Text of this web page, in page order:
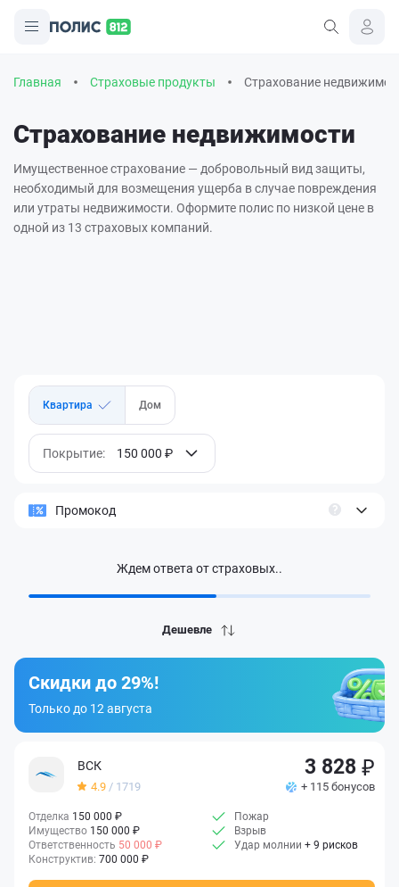
Главная Страховые продукты Страхование
Страхование недвижимости
Имущественное страхование — добровольный вид защиты,
необходимый для возмещения ущерба в случае повреждения
или утраты недвижимости. Оформите полис по низкой цене в
одной из 13 страховых компаний.
Квартира Дом
Покрытие: 150 000 ₽
Промокод
Загружаем полученные результаты..
Дешевле
Скидки до 29%!
Только до 12 августа
ВСК
4.9 / 1719
3 828
+ 115 бонусов
Отделка 150 000 ₽
Имущество 150 000 ₽
Ответственность 50 000 ₽
Конструктив: 700 000 ₽
Пожар
Взрыв
Удар молнии
+ 9 рисков